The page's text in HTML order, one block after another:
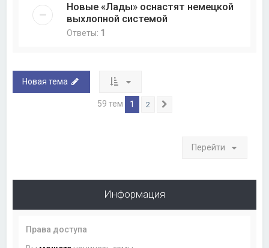
Новые «Лады» оснастят немецкой
выхлопной системой
Ответы: 1
Новая тема
59 тем 1 2
Перейти
Информация
Права доступа